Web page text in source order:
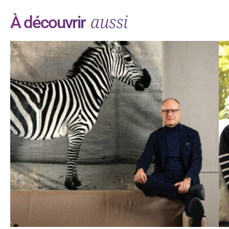
À découvrir aussi